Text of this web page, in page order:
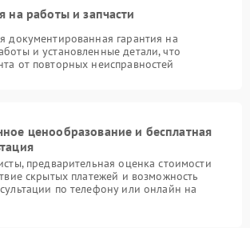
на работы и запчасти
документированная гарантия на
и установленные детали, что
от повторных неисправностей
ценообразование и бесплатная
предварительная оценка стоимости
скрытых платежей и возможность
по телефону или онлайн на